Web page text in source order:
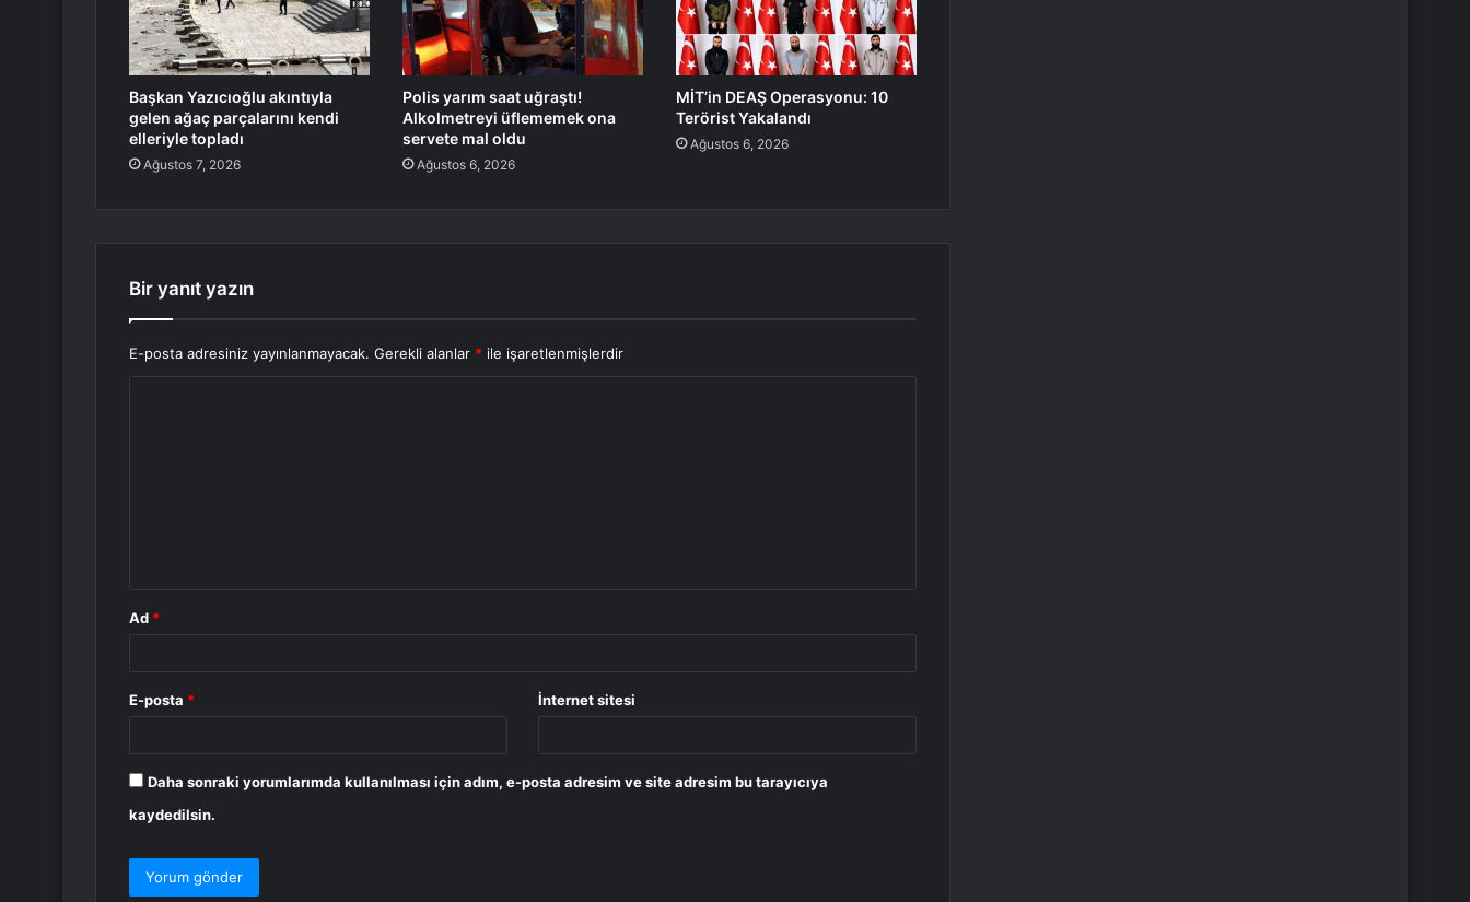
Başkan Yazıcıoğlu akıntıyla
gelen ağaç parçalarını kendi
elleriyle topladı
Ağustos 7, 2026
Polis yarım saat uğraştı!
Alkolmetreyi üflememek ona
servete mal oldu
Ağustos 6, 2026
MİT’in DEAŞ Operasyonu: 10
Terörist Yakalandı
Ağustos 6, 2026
Bir yanıt yazın
E-posta adresiniz yayınlanmayacak. Gerekli alanlar * ile işaretlenmişlerdir
Ad *
E-posta * İnternet sitesi
Daha sonraki yorumlarımda kullanılması için adım, e-posta adresim ve site adresim bu tarayıcıya
kaydedilsin.